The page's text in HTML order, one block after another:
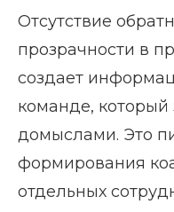
Отсутствие
прозрачности в
создает
команде, который
домыслами. Это
формирования
отдельных